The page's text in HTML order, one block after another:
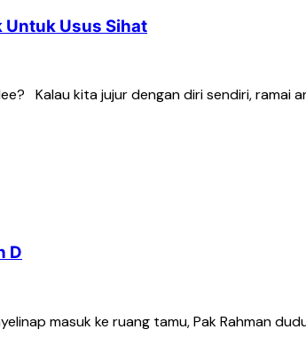
Untuk Usus Sihat
Kalau kita jujur dengan diri sendiri,
D
masuk ke ruang tamu, Pak Rahman